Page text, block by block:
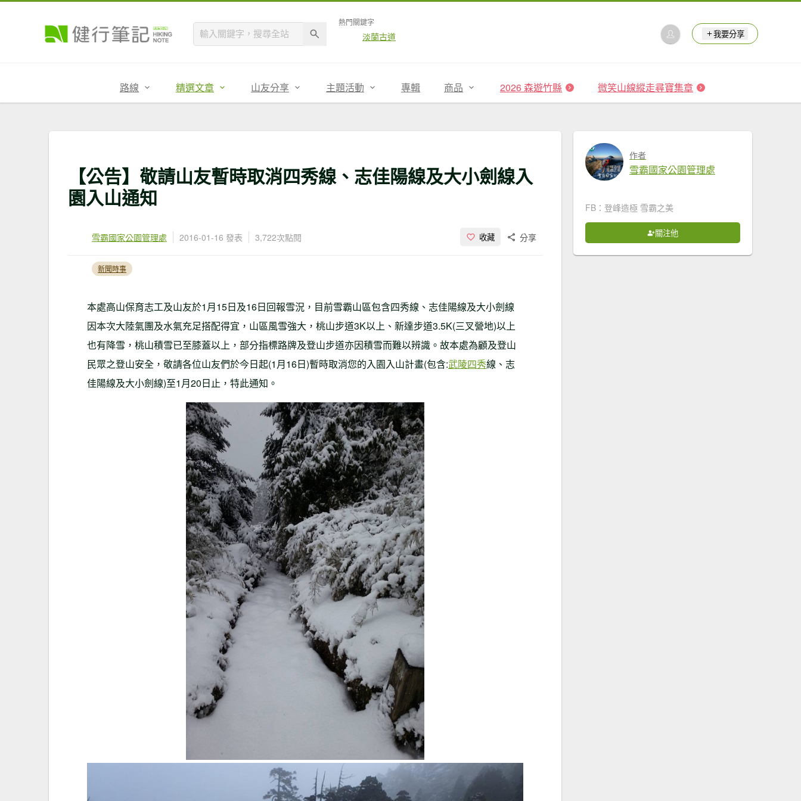
熱門關鍵字
淡蘭古道 我要分享
路線 精選文章 山友分享 主題活動 專輯 商品 2026 森遊竹縣 微笑山線縱走尋寶集章
【公告】敬請山友暫時取消四秀線、志佳陽線及大小劍線入
園入山通知
雪霸國家公園管理處 2016-01-16 發表 3,722次點閱 收藏 分享
新聞時事
本處高山保育志工及山友於1月15日及16日回報雪況，目前雪霸山區包含四秀線、志佳陽線及大小劍線
因本次大陸氣團及水氣充足搭配得宜，山區風雪強大，桃山步道3K以上、新達步道3.5K(三叉營地)以上
也有降雪，桃山積雪已至膝蓋以上，部分指標路牌及登山步道亦因積雪而難以辨識。故本處為顧及登山
民眾之登山安全，敬請各位山友們於今日起(1月16日)暫時取消您的入園入山計畫(包含:武陵四秀線、志
佳陽線及大小劍線)至1月20日止，特此通知。
作者
雪霸國家公園管理處
FB：登峰造極 雪霸之美
關注他